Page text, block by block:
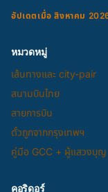
อัปเดตเมื่อ สิงหาคม
หมวดหมู่
เส้นทางและ city-pair
สนามบินไทย
สายการบิน
ตั๋วถูกจากกรุงเทพฯ
คู่มือ GCC + ผู้แสวงบุญ
คอริดอร์